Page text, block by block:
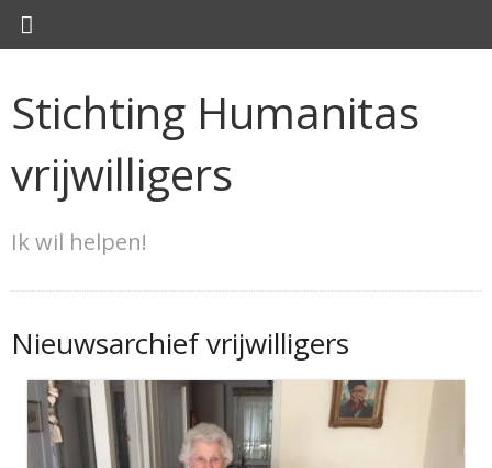
Stichting Humanitas
vrijwilligers
Ik wil helpen!
Nieuwsarchief vrijwilligers